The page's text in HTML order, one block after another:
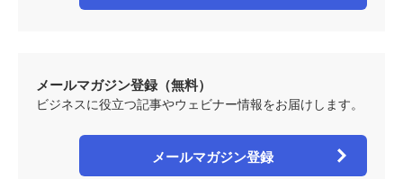
メールマガジン登録（無料）
ビジネスに役立つ記事やウェビナー情報をお届けします。
メールマガジン登録